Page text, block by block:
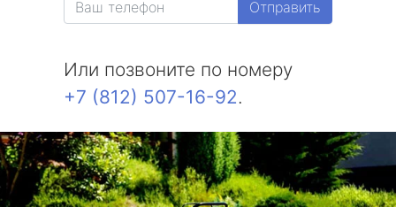
Отправить
Или позвоните по номеру
+7 (812) 507-16-92.